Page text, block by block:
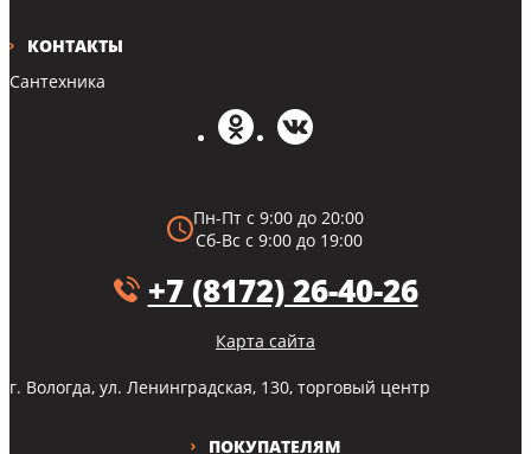
ПОКУПАТЕЛЯМ
КОНТАКТЫ
Сантехника
Пн-Пт с 9:00 до 20:00
Сб-Вс с 9:00 до 19:00
+7 (8172) 26-40-26
Карта сайта
г. Вологда, ул. Ленинградская, 130, торговый центр